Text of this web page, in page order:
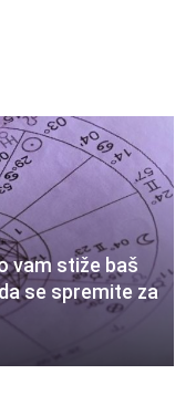
vam stiže baš
se spremite za